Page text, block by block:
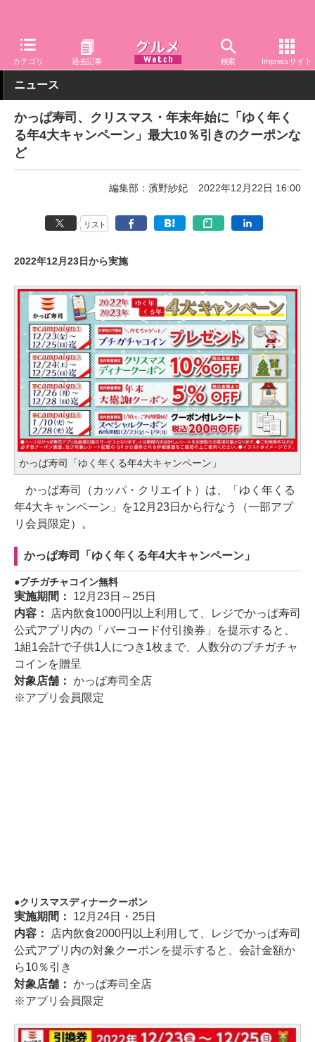
カテゴリ 過去記事 検索 Impressサイト
グルメ Watch 店舗 かっぱ寿司
ニュース
かっぱ寿司、クリスマス・年末年始に「ゆく年く
る年4大キャンペーン」最大10％引きのクーポンな
ど
編集部：濱野紗妃 2022年12月22日 16:00
リスト
2022年12月23日から実施
かっぱ寿司「ゆく年くる年4大キャンペーン」
かっぱ寿司（カッパ・クリエイト）は、「ゆく年くる
年4大キャンペーン」を12月23日から行なう（一部アプ
リ会員限定）。
かっぱ寿司「ゆく年くる年4大キャンペーン」
プチガチャコイン無料
実施期間： 12月23日～25日
内容：
店内飲食1000円以上利用して、レジでかっぱ寿司
公式アプリ内の「バーコード付引換券」を提示すると、
1組1会計で子供1人につき1枚まで、人数分のプチガチャ
コインを贈呈
対象店舗： かっぱ寿司全店
※アプリ会員限定
クリスマスディナークーポン
実施期間： 12月24日・25日
内容：
店内飲食2000円以上利用して、レジでかっぱ寿司
公式アプリ内の対象クーポンを提示すると、会計金額か
ら10％引き
対象店舗： かっぱ寿司全店
※アプリ会員限定